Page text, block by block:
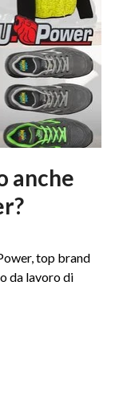
anche
top brand
da lavoro di